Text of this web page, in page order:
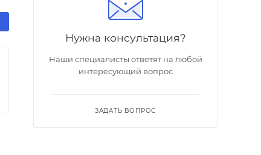
Нужна консультация?
Наши специалисты ответят на любой
интересующий вопрос
ЗАДАТЬ ВОПРОС